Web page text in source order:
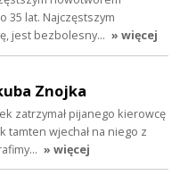
35 lat. Najczęstszym
jest bezbolesny… » więcej
Znojka
zatrzymał pijanego kierowcę
tamten wjechał na niego z
» więcej